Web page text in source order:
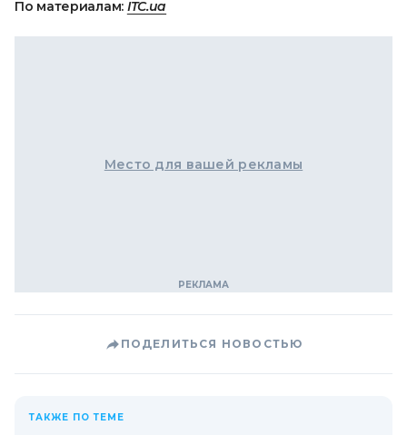
По материалам: ITC.ua
Место для вашей рекламы
ПОДЕЛИТЬСЯ НОВОСТЬЮ
ТАКЖЕ ПО ТЕМЕ